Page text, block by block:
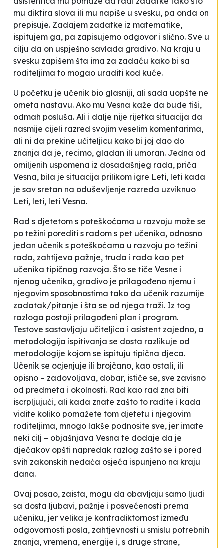
mu diktira slova ili mu napiše u svesku, pa onda on
prepisuje. Zadajem zadatke iz matematike,
ispitujem ga, pa zapisujemo odgovor i slično. Sve u
cilju da on uspješno savlada gradivo. Na kraju u
svesku zapišem šta ima za zadaću kako bi sa
roditeljima to mogao uraditi kod kuće.
U početku je učenik bio glasniji, ali sada uopšte ne
ometa nastavu. Ako mu Vesna kaže da bude tiši,
odmah posluša. Ali i dalje nije rijetka situacija da
nasmije cijeli razred svojim veselim komentarima,
ali ni da prekine učiteljicu kako bi joj dao do
znanja da je, recimo, gladan ili umoran. Jedna od
omiljenih uspomena iz dosadašnjeg rada, priča
Vesna, bila je situacija prilikom igre Leti, leti kada
je sav sretan na oduševljenje razreda uzviknuo
Leti, leti, leti Vesna.
Rad s djetetom s poteškoćama u razvoju može se
po težini porediti s radom s pet učenika, odnosno
jedan učenik s poteškoćama u razvoju po težini
rada, zahtijeva pažnje, truda i rada kao pet
učenika tipičnog razvoja. Što se tiče Vesne i
njenog učenika, gradivo je prilagođeno njemu i
njegovim sposobnostima tako da učenik razumije
zadatak/pitanje i šta se od njega traži. Iz tog
razloga postoji prilagođeni plan i program.
Testove sastavljaju učiteljica i asistent zajedno, a
metodologija ispitivanja se dosta razlikuje od
metodologije kojom se ispituju tipična djeca.
Učenik se ocjenjuje ili brojčano, kao ostali, ili
opisno – zadovoljava, dobar, ističe se, sve zavisno
od predmeta i okolnosti. Rad kao rad zna biti
iscrpljujući, ali kada znate zašto to radite i kada
vidite koliko pomažete tom djetetu i njegovim
roditeljima, mnogo lakše podnosite sve, jer imate
neki cilj – objašnjava Vesna te dodaje da je
dječakov opšti napredak razlog zašto se i pored
svih zakonskih nedaća osjeća ispunjeno na kraju
dana.
Ovaj posao, zaista, mogu da obavljaju samo ljudi
sa dosta ljubavi, pažnje i posvećenosti prema
učeniku, jer velika je kontradiktornost između
odgovornosti posla, zahtjevnosti u smislu potrebnih
znanja, vremena, energije i, s druge strane,